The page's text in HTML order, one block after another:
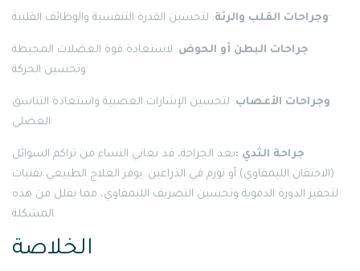
وجراحات القلب والرئة: لتحسين القدرة التنفسية والوظائف القلبية·
جراحات البطن أو الحوض: لاستعادة قوة العضلات المحيطة
وتحسين الحركة·
وجراحات الأعصاب: لتحسين الإشارات العصبية واستعادة التناسق
العضلي·
جراحة الثدي :بعد الجراحة، قد تعاني النساء من تراكم السوائل
(الاحتقان الليمفاوي) أو تورم في الذراعين. يوفر العلاج الطبيعي تقنيات
لتحفيز الدورة الدموية وتحسين التصريف الليمفاوي، مما يقلل من هذه
المشكلة.
الخلاصة